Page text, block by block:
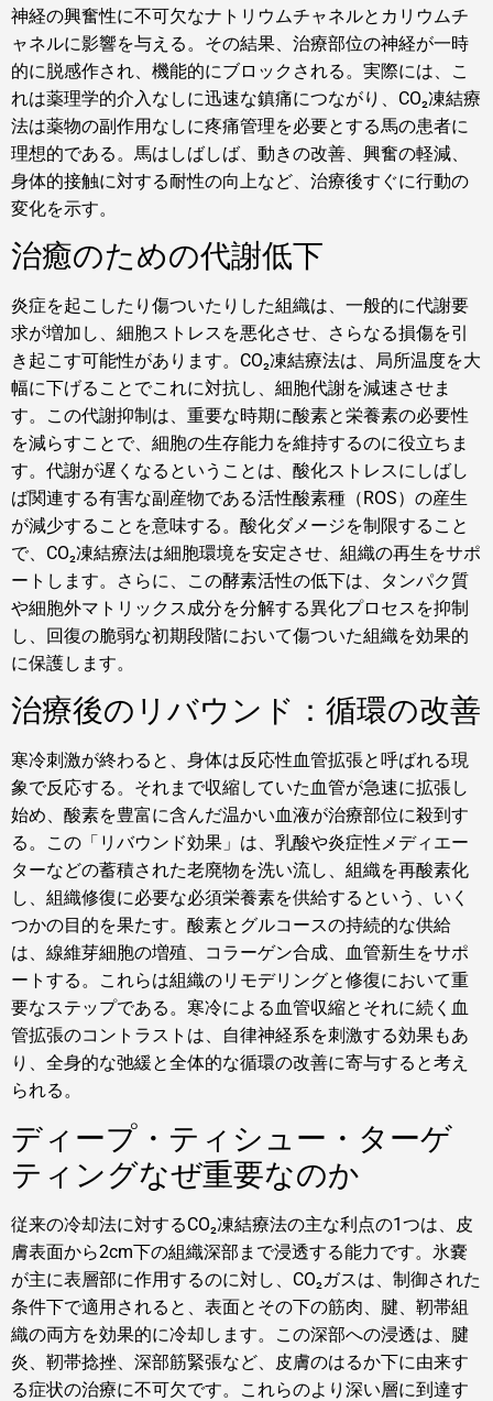
神経の興奮性に不可欠なナトリウムチャネルとカリウムチ
ャネルに影響を与える。その結果、治療部位の神経が一時
的に脱感作され、機能的にブロックされる。実際には、こ
れは薬理学的介入なしに迅速な鎮痛につながり、CO₂凍結療
法は薬物の副作用なしに疼痛管理を必要とする馬の患者に
理想的である。馬はしばしば、動きの改善、興奮の軽減、
身体的接触に対する耐性の向上など、治療後すぐに行動の
変化を示す。
治癒のための代謝低下
炎症を起こしたり傷ついたりした組織は、一般的に代謝要
求が増加し、細胞ストレスを悪化させ、さらなる損傷を引
き起こす可能性があります。CO₂凍結療法は、局所温度を大
幅に下げることでこれに対抗し、細胞代謝を減速させま
す。この代謝抑制は、重要な時期に酸素と栄養素の必要性
を減らすことで、細胞の生存能力を維持するのに役立ちま
す。代謝が遅くなるということは、酸化ストレスにしばし
ば関連する有害な副産物である活性酸素種（ROS）の産生
が減少することを意味する。酸化ダメージを制限すること
で、CO₂凍結療法は細胞環境を安定させ、組織の再生をサポ
ートします。さらに、この酵素活性の低下は、タンパク質
や細胞外マトリックス成分を分解する異化プロセスを抑制
し、回復の脆弱な初期段階において傷ついた組織を効果的
に保護します。
治療後のリバウンド：循環の改善
寒冷刺激が終わると、身体は反応性血管拡張と呼ばれる現
象で反応する。それまで収縮していた血管が急速に拡張し
始め、酸素を豊富に含んだ温かい血液が治療部位に殺到す
る。この「リバウンド効果」は、乳酸や炎症性メディエー
ターなどの蓄積された老廃物を洗い流し、組織を再酸素化
し、組織修復に必要な必須栄養素を供給するという、いく
つかの目的を果たす。酸素とグルコースの持続的な供給
は、線維芽細胞の増殖、コラーゲン合成、血管新生をサポ
ートする。これらは組織のリモデリングと修復において重
要なステップである。寒冷による血管収縮とそれに続く血
管拡張のコントラストは、自律神経系を刺激する効果もあ
り、全身的な弛緩と全体的な循環の改善に寄与すると考え
られる。
ディープ・ティシュー・ターゲ
ティングなぜ重要なのか
従来の冷却法に対するCO₂凍結療法の主な利点の1つは、皮
膚表面から2cm下の組織深部まで浸透する能力です。氷嚢
が主に表層部に作用するのに対し、CO₂ガスは、制御された
条件下で適用されると、表面とその下の筋肉、腱、靭帯組
織の両方を効果的に冷却します。この深部への浸透は、腱
炎、靭帯捻挫、深部筋緊張など、皮膚のはるか下に由来す
る症状の治療に不可欠です。これらのより深い層に到達す